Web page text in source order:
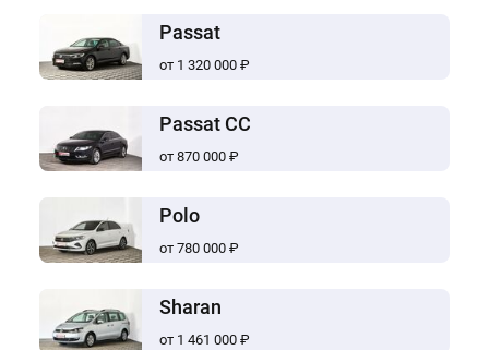
Passat
от 1 320 000 ₽
Passat CC
от 870 000 ₽
Polo
от 780 000 ₽
Sharan
от 1 461 000 ₽